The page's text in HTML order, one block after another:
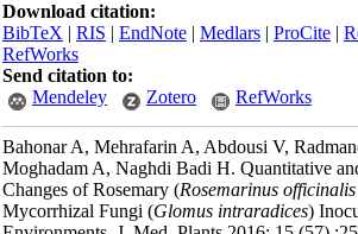
Download citation:
BibTeX|RIS|EndNote|Medlars|ProCite
RefWorks
Send citation to:
Mendeley
Zotero RefWorks
Bahonar A, Mehrafarin A, Abdousi V,
Moghadam A, Naghdi Badi H. Quantitative
Changes of Rosemary (Rosemarinus
Mycorrhizal Fungi (Glomus intraradices)